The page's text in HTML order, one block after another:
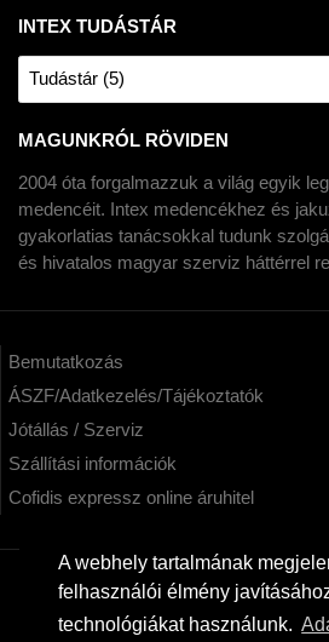
A webhely tartalmának
felhasználói élmény
technológiákat használunk.
INTEX TUDÁSTÁR
Tudástár (5)
MAGUNKRÓL RÖVIDEN
2004 óta forgalmazzuk a világ egyik
medencéit. Intex medencékhez és
gyakorlatias tanácsokkal tudunk
és hivatalos magyar szerviz háttérrel
Bemutatkozás
ÁSZF/Adatkezelés/Tájékoztatók
Jótállás / Szerviz
Szállítási információk
Cofidis expressz online áruhitel
KAPCSOLAT